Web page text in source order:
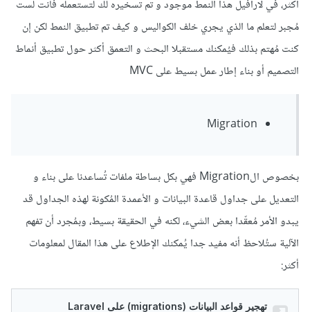
أكثر، في لارافيل هذا النمط موجود و تم تسخيره لك لتستعمله فأنت لست
مُجبر لتعلم ما الذي يجري خلف الكواليس و كيف تم تطبيق النمط لكن إن
كنت مُهتم بذلك فيُمكنك مستقبلا البحث و التعمق أكثر حول تطبيق أنماط
التصميم أو بناء إطار عمل بسيط على MVC
Migration
بخصوص الMigration فهي بكل بساطة ملفات تُساعدنا على بناء و
التعديل على جداول قاعدة البيانات و الأعمدة المُكونة لهذه الجداول قد
يبدو الأمر مُعقّدا بعض الشيء، لكنه في الحقيقة بسيط، وبمُجرد أن تفهم
الآلية ستُلاحظ أنه مفيد جدا يُمكنك الإطلاع على هذا المقال لمعلومات
أكثر: